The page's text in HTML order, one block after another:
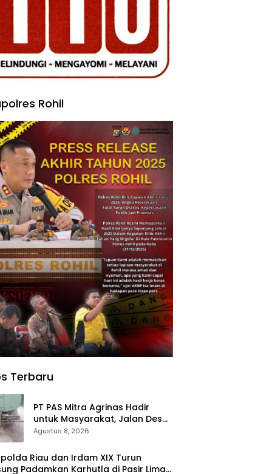
Rohil
Terbaru
‎PT PAS Mitra Agrinas Hadir
untuk Masyarakat, Jalan Desa
Danau Rambai Dirawat dan
Agustus 8, 2026
Riau dan Irdam XIX Turun
Padamkan Karhutla di Pasir Limau